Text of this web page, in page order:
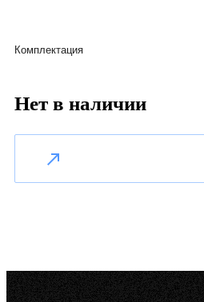
Комплектация
Нет в наличии